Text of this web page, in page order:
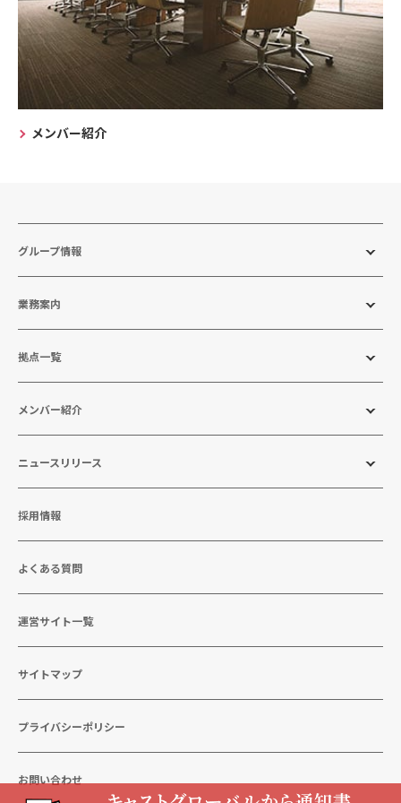
メンバー紹介
グループ情報
業務案内
拠点一覧
メンバー紹介
ニュースリリース
採用情報
よくある質問
運営サイト一覧
サイトマップ
プライバシーポリシー
お問い合わせ